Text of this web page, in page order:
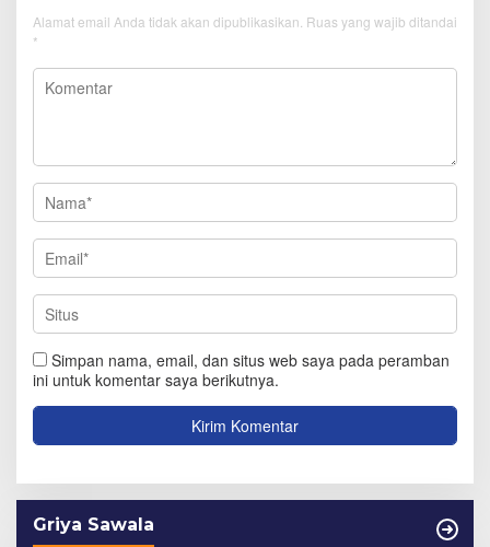
Alamat email Anda tidak akan dipublikasikan. Ruas yang wajib ditandai
*
Simpan nama, email, dan situs web saya pada peramban
ini untuk komentar saya berikutnya.
Griya Sawala